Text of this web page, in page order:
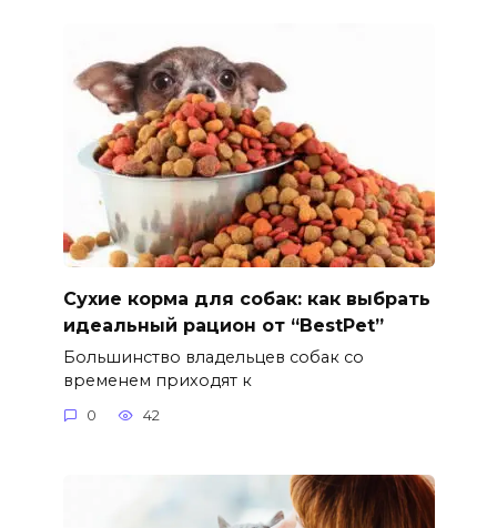
Сухие корма для собак: как выбрать
идеальный рацион от “BestPet”
Большинство владельцев собак со
временем приходят к
0 42